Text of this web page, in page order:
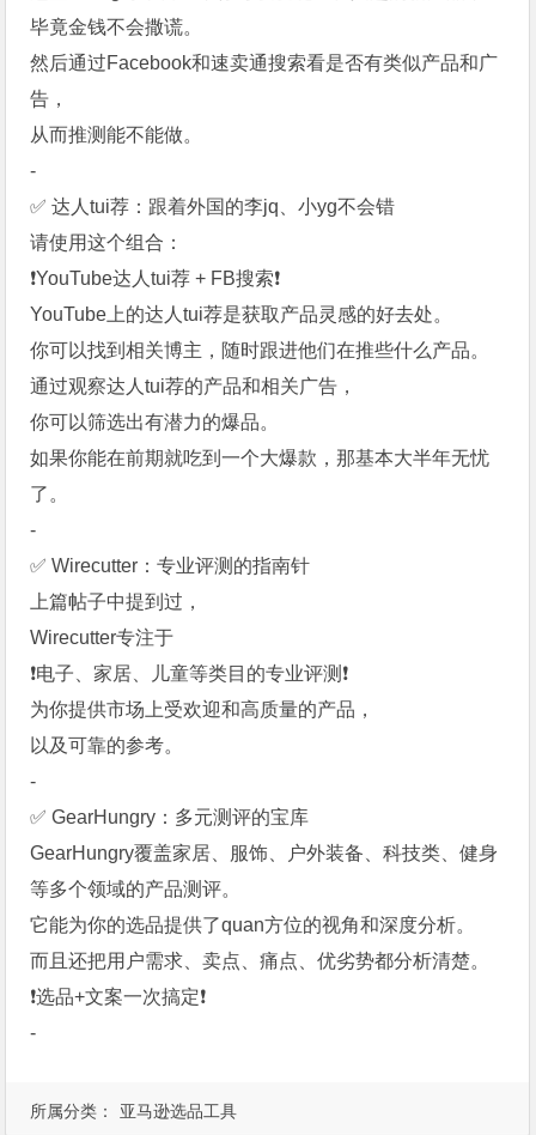
所属分类： 亚马逊选品工具
毕竟金钱不会撒谎。
然后通过Facebook和速卖通搜索看是否有类似产品和广
告，
从而推测能不能做。
-
✅ 达人tui荐：跟着外国的李jq、小yg不会错
请使用这个组合：
❗️YouTube达人tui荐 + FB搜索❗️
YouTube上的达人tui荐是获取产品灵感的好去处。
你可以找到相关博主，随时跟进他们在推些什么产品。
通过观察达人tui荐的产品和相关广告，
你可以筛选出有潜力的爆品。
如果你能在前期就吃到一个大爆款，那基本大半年无忧
了。
-
✅ Wirecutter：专业评测的指南针
上篇帖子中提到过，
Wirecutter专注于
❗️电子、家居、儿童等类目的专业评测❗️
为你提供市场上受欢迎和高质量的产品，
以及可靠的参考。
-
✅ GearHungry：多元测评的宝库
GearHungry覆盖家居、服饰、户外装备、科技类、健身
等多个领域的产品测评。
它能为你的选品提供了quan方位的视角和深度分析。
而且还把用户需求、卖点、痛点、优劣势都分析清楚。
❗️选品+文案一次搞定❗️
-